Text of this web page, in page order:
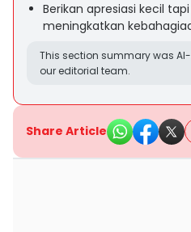
Berikan apresiasi kecil
meningkatkan
This section summary was
our editorial team.
Share Article